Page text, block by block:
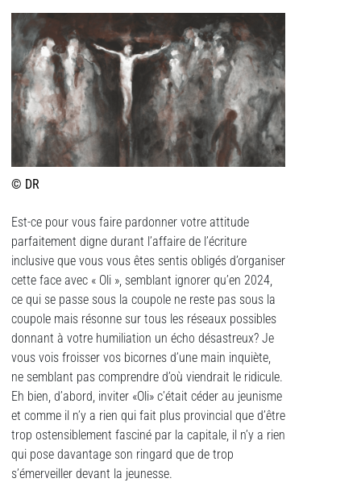
© DR
Est-ce pour vous faire pardonner votre attitude
parfaitement digne durant l’affaire de l’écriture
inclusive que vous vous êtes sentis obligés d’organiser
cette face avec « Oli », semblant ignorer qu’en 2024,
ce qui se passe sous la coupole ne reste pas sous la
coupole mais résonne sur tous les réseaux possibles
donnant à votre humiliation un écho désastreux? Je
vous vois froisser vos bicornes d’une main inquiète,
ne semblant pas comprendre d’où viendrait le ridicule.
Eh bien, d’abord, inviter «Oli» c’était céder au jeunisme
et comme il n’y a rien qui fait plus provincial que d’être
trop ostensiblement fasciné par la capitale, il n’y a rien
qui pose davantage son ringard que de trop
s’émerveiller devant la jeunesse.